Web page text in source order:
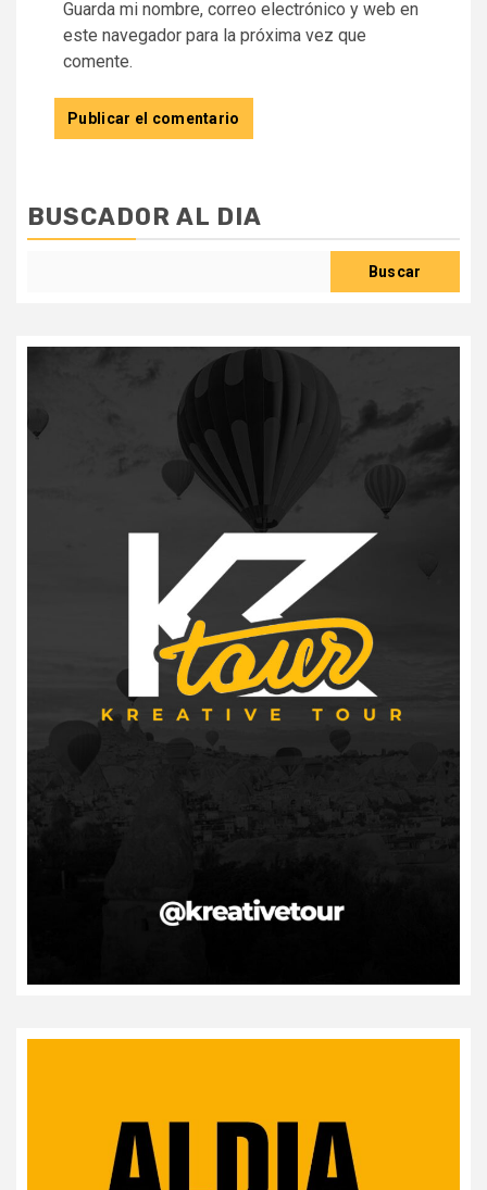
Guarda mi nombre, correo electrónico y web en
este navegador para la próxima vez que
comente.
BUSCADOR AL DIA
Buscar